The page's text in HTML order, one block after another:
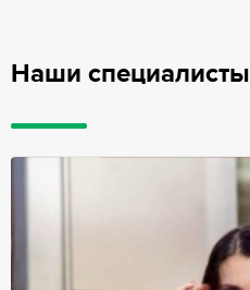
Наши специалисты